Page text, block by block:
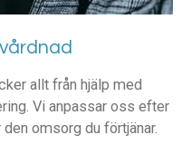
allt från hjälp med
Vi anpassar oss efter
omsorg du förtjänar.